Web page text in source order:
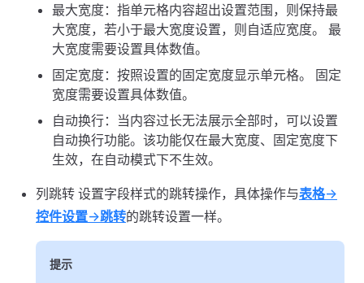
最大宽度：指单元格内容超出设置范围，则保持最
大宽度，若小于最大宽度设置，则自适应宽度。 最
大宽度需要设置具体数值。
固定宽度：按照设置的固定宽度显示单元格。 固定
宽度需要设置具体数值。
自动换行：当内容过长无法展示全部时，可以设置
自动换行功能。该功能仅在最大宽度、固定宽度下
生效，在自动模式下不生效。
列跳转 设置字段样式的跳转操作，具体操作与表格->
控件设置->跳转的跳转设置一样。
提示